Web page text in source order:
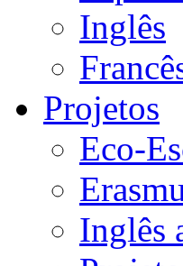
Inglês
Projetos
Eco-
Inglês